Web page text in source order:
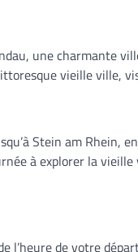
une charmante
vieille ville,
Stein am Rhein,
à explorer la
l’heure de votre